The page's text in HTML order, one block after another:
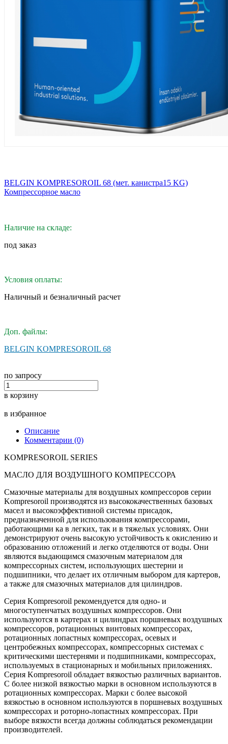
BELGIN KOMPRESOROIL 68 (мет. канистра15 KG)
Компрессорное масло
Наличие на складе:
под заказ
Условия оплаты:
Наличный и безналичный расчет
Доп. файлы:
BELGIN KOMPRESOROIL 68
по запросу
в корзину
в избранное
Описание
Комментарии (0)
KOMPRESOROIL SERIES
МАСЛО ДЛЯ ВОЗДУШНОГО КОМПРЕССОРА
Смазочные материалы для воздушных компрессоров серии
Kompresoroil производятся из высококачественных базовых
масел и высокоэффективной системы присадок,
предназначенной для использования компрессорами,
работающими ка в легких, так и в тяжелых условиях. Они
демонстрируют очень высокую устойчивость к окислению и
образованию отложений и легко отделяются от воды. Они
являются выдающимся смазочным материалом для
компрессорных систем, использующих шестерни и
подшипники, что делает их отличным выбором для картеров,
а также для смазочных материалов для цилиндров.
Серия Kompresoroil рекомендуется для одно- и
многоступенчатых воздушных компрессоров. Они
используются в картерах и цилиндрах поршневых воздушных
компрессоров, ротационных винтовых компрессорах,
ротационных лопастных компрессорах, осевых и
центробежных компрессорах, компрессорных системах с
критическими шестернями и подшипниками, компрессорах,
используемых в стационарных и мобильных приложениях.
Серия Kompresoroil обладает вязкостью различных вариантов.
С более низкой вязкостью марки в основном используются в
ротационных компрессорах. Марки с более высокой
вязкостью в основном используются в поршневых воздушных
компрессорах и роторно-лопастных компрессорах. При
выборе вязкости всегда должны соблюдаться рекомендации
производителей.